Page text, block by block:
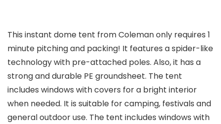
This instant dome tent from Coleman only requires 1
minute pitching and packing! It features a spider-like
technology with pre-attached poles. Also, it has a
strong and durable PE groundsheet. The tent
includes windows with covers for a bright interior
when needed. It is suitable for camping, festivals and
general outdoor use. The tent includes windows with